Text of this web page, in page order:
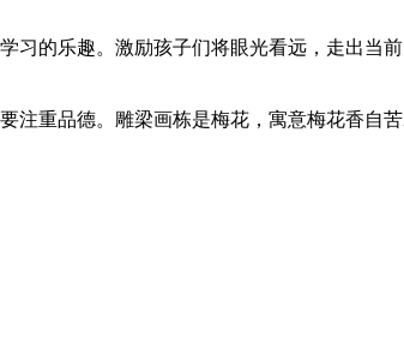
的乐趣。激励孩子们将眼光看远，走出当
重品德。雕梁画栋是梅花，寓意梅花香自苦